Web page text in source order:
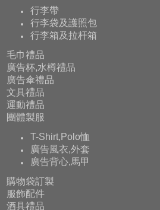
行李帶
行李袋及護照包
行李箱及拉杆箱
毛巾禮品
廣告杯,水樽禮品
廣告傘禮品
文具禮品
運動禮品
團體製服
T-Shirt,Polo恤
廣告風衣,外套
廣告背心,馬甲
購物袋訂製
服飾配件
酒具禮品